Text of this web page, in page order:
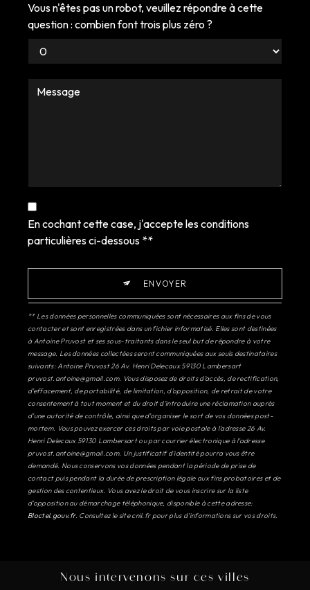
Vous n'êtes pas un robot, veuillez répondre à cette
question : combien font trois plus zéro ?
En cochant cette case, j'accepte les conditions
particulières ci-dessous **
ENVOYER
** Les données personnelles communiquées sont nécessaires aux fins de vous
contacter et sont enregistrées dans un fichier informatisé. Elles sont destinées
à Antoine Pruvost et ses sous-traitants dans le seul but de répondre à votre
message. Les données collectées seront communiquées aux seuls destinataires
suivants: Antoine Pruvost 26 Av. Henri Delecaux 59130 Lambersart
pruvost.antoine@gmail.com. Vous disposez de droits d’accès, de rectification,
d’effacement, de portabilité, de limitation, d’opposition, de retrait de votre
consentement à tout moment et du droit d’introduire une réclamation auprès
d’une autorité de contrôle, ainsi que d’organiser le sort de vos données post-
mortem. Vous pouvez exercer ces droits par voie postale à l'adresse 26 Av.
Henri Delecaux 59130 Lambersart ou par courrier électronique à l'adresse
pruvost.antoine@gmail.com. Un justificatif d'identité pourra vous être
demandé. Nous conservons vos données pendant la période de prise de
contact puis pendant la durée de prescription légale aux fins probatoires et de
gestion des contentieux. Vous avez le droit de vous inscrire sur la liste
d'opposition au démarchage téléphonique, disponible à cette adresse:
Bloctel.gouv.fr. Consultez le site cnil.fr pour plus d’informations sur vos droits.
Nous intervenons sur ces villes